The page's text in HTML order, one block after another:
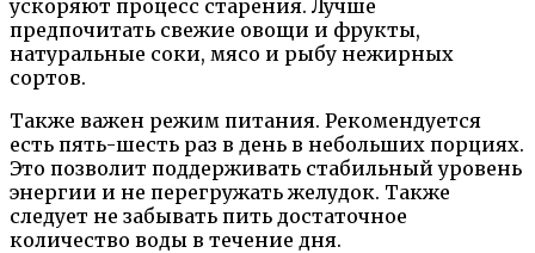
ускоряют процесс старения. Лучше
предпочитать свежие овощи и фрукты,
натуральные соки, мясо и рыбу нежирных
сортов.
Также важен режим питания. Рекомендуется
есть пять-шесть раз в день в небольших порциях.
Это позволит поддерживать стабильный уровень
энергии и не перегружать желудок. Также
следует не забывать пить достаточное
количество воды в течение дня.